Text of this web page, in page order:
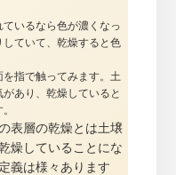
ているなら色が濃くなっ
ていて、乾燥すると色
を指で触ってみます。土
あり、乾燥していると
表層の乾燥とは土壌
燥していることにな
義は様々あります